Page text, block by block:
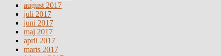
august 2017
juli 2017
juni 2017
maj 2017
april 2017
marts 2017